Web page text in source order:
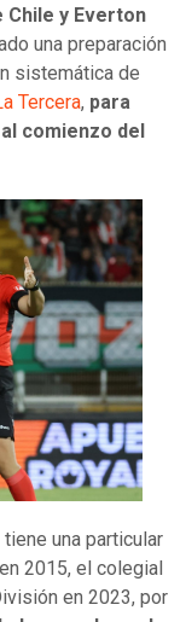
Chile y Everton
una preparación
sistemática de
Tercera, para
comienzo del
una particular
2015, el colegial
en 2023, por